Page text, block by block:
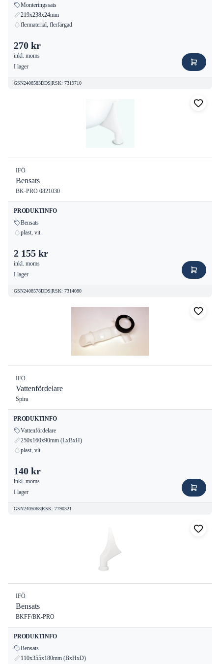
Monteringssats
219x238x24mm
flermaterial, flerfärgad
270 kr
inkl. moms
I lager
GSN2408583DDS|RSK: 7319710
IFÖ
Bensats
BK-PRO 0821030
PRODUKTINFO
Bensats
plast, vit
2 155 kr
inkl. moms
I lager
GSN2408578DDS|RSK: 7314080
IFÖ
Vattenfördelare
Spira
PRODUKTINFO
Vattenfördelare
250x160x90mm (LxBxH)
plast, vit
140 kr
inkl. moms
I lager
GSN2405068|RSK: 7790321
IFÖ
Bensats
BKFF/BK-PRO
PRODUKTINFO
Bensats
110x355x180mm (BxHxD)